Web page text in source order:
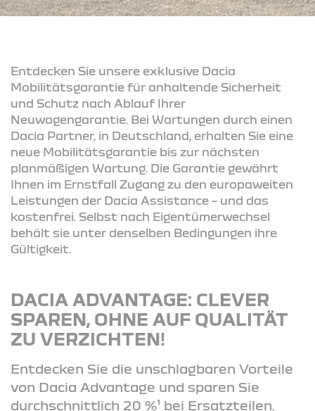
Entdecken Sie unsere exklusive Dacia
Mobilitätsgarantie für anhaltende Sicherheit
und Schutz nach Ablauf Ihrer
Neuwagengarantie. Bei Wartungen durch einen
Dacia Partner, in Deutschland, erhalten Sie eine
neue Mobilitätsgarantie bis zur nächsten
planmäßigen Wartung. Die Garantie gewährt
Ihnen im Ernstfall Zugang zu den europaweiten
Leistungen der Dacia Assistance – und das
kostenfrei. Selbst nach Eigentümerwechsel
behält sie unter denselben Bedingungen ihre
Gültigkeit.
DACIA ADVANTAGE: CLEVER
SPAREN, OHNE AUF QUALITÄT
ZU VERZICHTEN!
Entdecken Sie die unschlagbaren Vorteile
von Dacia Advantage und sparen Sie
durchschnittlich 20 %¹ bei Ersatzteilen.